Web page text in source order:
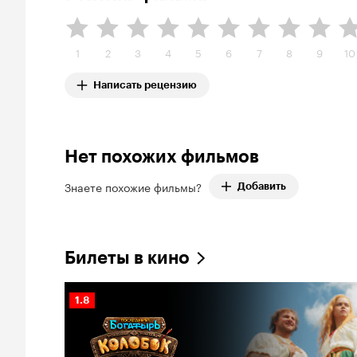
1 2 3 4 5 6 7 8 9 10
Написать рецензию
Нет похожих фильмов
Знаете похожие фильмы? Добавить
Билеты в кино
Рейтинг
Кинопоиска
1.8